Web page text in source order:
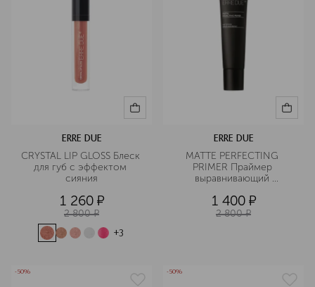
ERRE DUE
CRYSTAL LIP GLOSS Блеск
для губ с эффектом
сияния
1 260 ¤
2 800 ¤
+3
ERRE DUE
MATTE PERFECTING
PRIMER Праймер
выравнивающий
1 400 ¤
2 800 ¤
-50% -50%